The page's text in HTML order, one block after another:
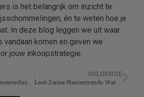
is het belangrijk om inzicht te
én te weten hoe je
In deze blog leggen we uit waar
komen en geven we
jouw inkoopstrategie.
Innovaties in de bloementechniek: technologie en creativiteit hand in hand.
VOLGENDE
Laat-Zomer Plantentrends: Wat Europese tuincentra inkopen in Augustus.